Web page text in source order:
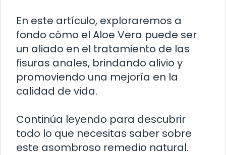
En este artículo, exploraremos a
fondo cómo el Aloe Vera puede ser
un aliado en el tratamiento de las
fisuras anales, brindando alivio y
promoviendo una mejoría en la
calidad de vida.
Continúa leyendo para descubrir
todo lo que necesitas saber sobre
este asombroso remedio natural.